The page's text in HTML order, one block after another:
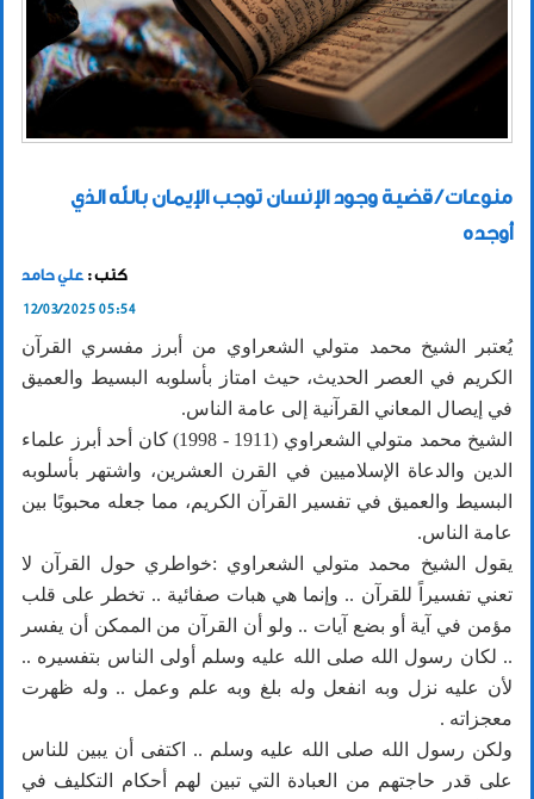
منوعات / قضية وجود الإنسان توجب الإيمان بالله الذي
أوجده
كتب : علي حامد
12/03/2025 05:54
يُعتبر الشيخ محمد متولي الشعراوي من أبرز مفسري القرآن
الكريم في العصر الحديث، حيث امتاز بأسلوبه البسيط والعميق
في إيصال المعاني القرآنية إلى عامة الناس.
الشيخ محمد متولي الشعراوي (1911 - 1998) كان أحد أبرز علماء
الدين والدعاة الإسلاميين في القرن العشرين، واشتهر بأسلوبه
البسيط والعميق في تفسير القرآن الكريم، مما جعله محبوبًا بين
عامة الناس.
يقول الشيخ محمد متولي الشعراوي :خواطري حول القرآن لا
تعني تفسيراً للقرآن .. وإنما هي هبات صفائية .. تخطر على قلب
مؤمن في آية أو بضع آيات .. ولو أن القرآن من الممكن أن يفسر
.. لكان رسول الله صلى الله عليه وسلم أولى الناس بتفسيره ..
لأن عليه نزل وبه انفعل وله بلغ وبه علم وعمل .. وله ظهرت
معجزاته .
ولكن رسول الله صلى الله عليه وسلم .. اكتفى أن يبين للناس
على قدر حاجتهم من العبادة التي تبين لهم أحكام التكليف في